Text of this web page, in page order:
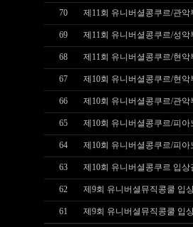
70 제11회 유니버셜콩쿠르/관악
69 제11회 유니버셜콩쿠르/성악
68 제11회 유니버셜콩쿠르/현악
67 제10회 유니버셜콩쿠르/현악
66 제10회 유니버셜콩쿠르/관악
65 제10회 유니버셜콩쿠르/피아
64 제10회 유니버셜콩쿠르/피
63 제10회 유니버셜콩쿠르 입
62 제9회 유니버셜뮤직콩쿨 입
61 제9회 유니버셜뮤직콩쿨 입